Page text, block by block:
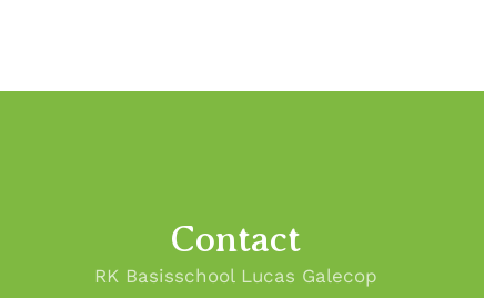
Contact
RK Basisschool Lucas Galecop